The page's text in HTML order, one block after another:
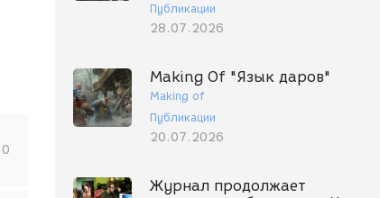
Публикации
28.07.2026
Making Of "Язык даров"
Making of
Публикации
20.07.2026
Журнал продолжает
0